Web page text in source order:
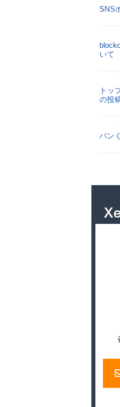
SNS
いて
トッ
の投
パン